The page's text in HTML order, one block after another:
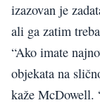
izazovan je
ali ga zatim
“Ako imate
objekata na
kaže McDowell.